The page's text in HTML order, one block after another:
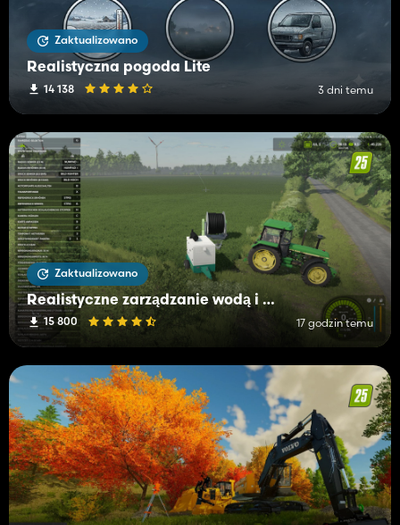
Zaktualizowano
Realistyczna pogoda Lite
14 138 3 dni temu
Zaktualizowano
Realistyczne zarządzanie wodą i glebą (RWSM)
15 800 17 godzin temu